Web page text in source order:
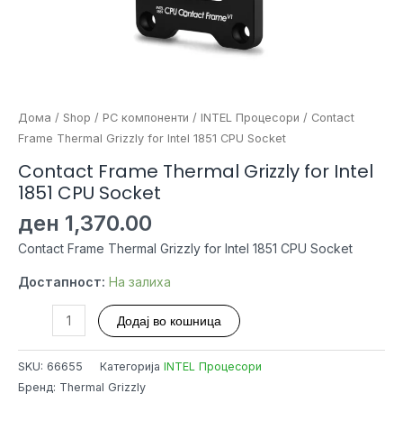
Дома / Shop / PC компоненти / INTEL Процесори / Contact
Frame Thermal Grizzly for Intel 1851 CPU Socket
Contact Frame Thermal Grizzly for Intel
1851 CPU Socket
ден 1,370.00
Contact Frame Thermal Grizzly for Intel 1851 CPU Socket
Достапност: На залиха
Frame
Thermal
for
Додај во кошница
SKU: 66655 Категорија INTEL Процесори
Бренд: Thermal Grizzly